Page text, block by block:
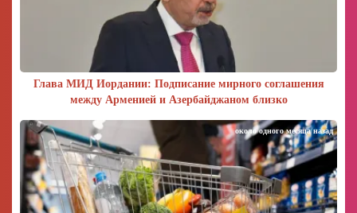
Глава МИД Иордании: Подписание мирного соглашения
между Арменией и Азербайджаном близко
около одного месяца назад